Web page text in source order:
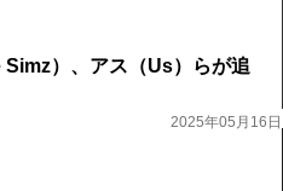
）、アス（Us）らが追
2025年05月16日